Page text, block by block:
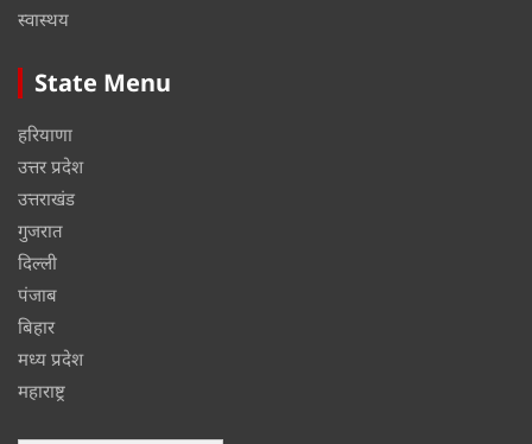
स्वास्थय
State Menu
हरियाणा
उत्तर प्रदेश
उत्तराखंड
गुजरात
दिल्ली
पंजाब
बिहार
मध्य प्रदेश
महाराष्ट्र